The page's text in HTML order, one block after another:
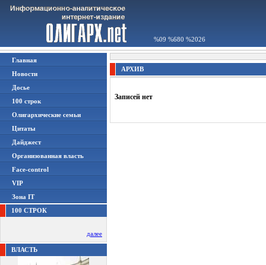
%09 %680 %2026
Главная
Новости
Досье
100 строк
Олигархические семьи
Цитаты
Дайджест
Организованная власть
Face-control
VIP
Зона IT
100 СТРОК
далее
ВЛАСТЬ
АРХИВ
Записей нет